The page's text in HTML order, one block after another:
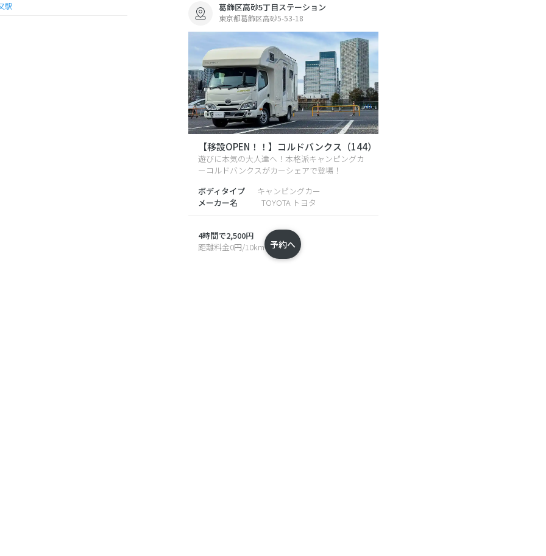
駅 葛飾区高砂5丁目ステーション
東京都葛飾区高砂5-53-18
【移設OPEN！！】コルドバンクス（144）
遊びに本気の大人達へ！本格派キャンピングカ
ーコルドバンクスがカーシェアで登場！
ボディタイプ
メーカー名
キャンピングカー
TOYOTA トヨタ
4時間で2,500円
距離料金0円/10km 予約へ